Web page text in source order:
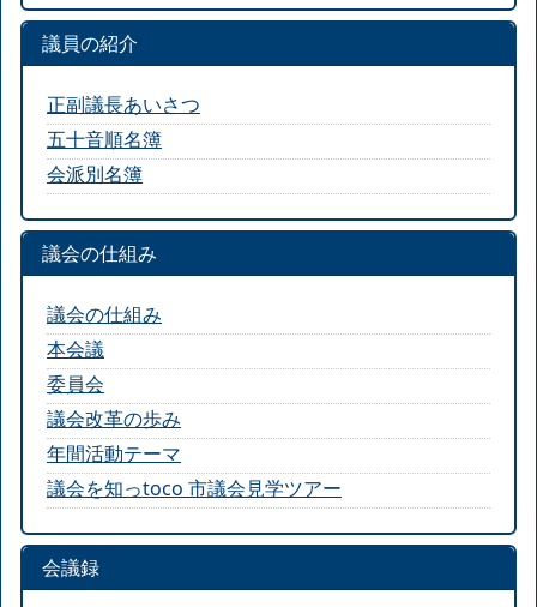
議員の紹介
正副議長あいさつ
五十音順名簿
会派別名簿
議会の仕組み
議会の仕組み
本会議
委員会
議会改革の歩み
年間活動テーマ
議会を知っtoco 市議会見学ツアー
会議録